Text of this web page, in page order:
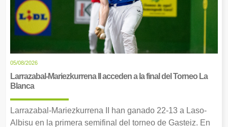
05/08/2026
Larrazabal-Mariezkurrena II acceden a la final del Torneo La
Blanca
Larrazabal-Mariezkurrena II han ganado 22-13 a Laso-
Albisu en la primera semifinal del torneo de Gasteiz. En